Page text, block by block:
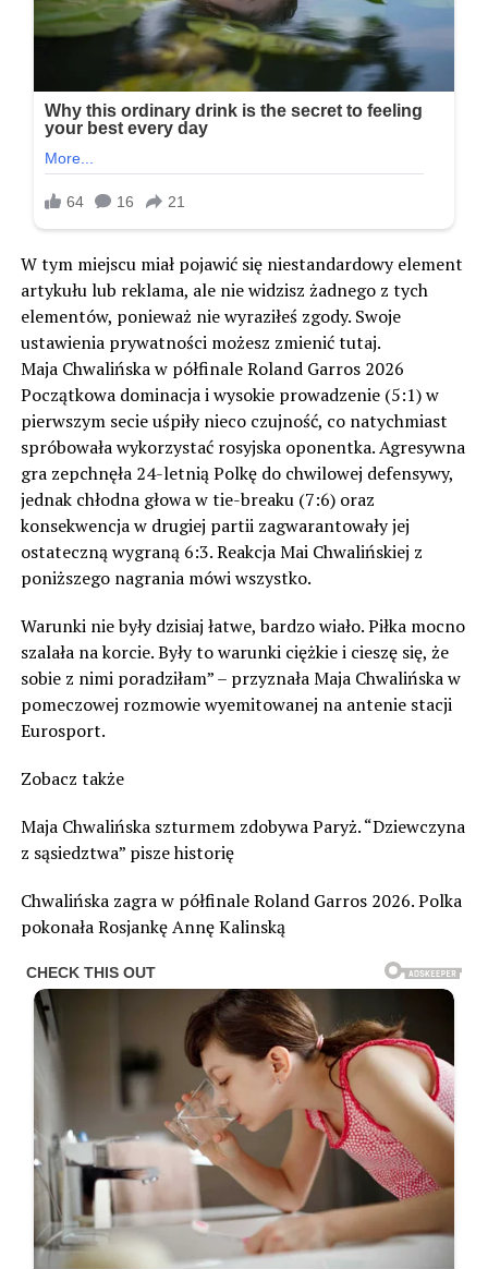
W tym miejscu miał pojawić się niestandardowy element
artykułu lub reklama, ale nie widzisz żadnego z tych
elementów, ponieważ nie wyraziłeś zgody. Swoje
ustawienia prywatności możesz zmienić tutaj.
Maja Chwalińska w półfinale Roland Garros 2026
Początkowa dominacja i wysokie prowadzenie (5:1) w
pierwszym secie uśpiły nieco czujność, co natychmiast
spróbowała wykorzystać rosyjska oponentka. Agresywna
gra zepchnęła 24-letnią Polkę do chwilowej defensywy,
jednak chłodna głowa w tie-breaku (7:6) oraz
konsekwencja w drugiej partii zagwarantowały jej
ostateczną wygraną 6:3. Reakcja Mai Chwalińskiej z
poniższego nagrania mówi wszystko.
Warunki nie były dzisiaj łatwe, bardzo wiało. Piłka mocno
szalała na korcie. Były to warunki ciężkie i cieszę się, że
sobie z nimi poradziłam” – przyznała Maja Chwalińska w
pomeczowej rozmowie wyemitowanej na antenie stacji
Eurosport.
Zobacz także
Maja Chwalińska szturmem zdobywa Paryż. “Dziewczyna
z sąsiedztwa” pisze historię
Chwalińska zagra w półfinale Roland Garros 2026. Polka
pokonała Rosjankę Annę Kalinską